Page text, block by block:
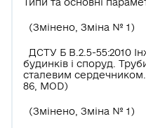
(Змінено, Зміна № 1)
ДСТУ Б В.2.5-55:2010
будинків і споруд.
сталевим сердечником.
86, MOD)
(Змінено, Зміна № 1)